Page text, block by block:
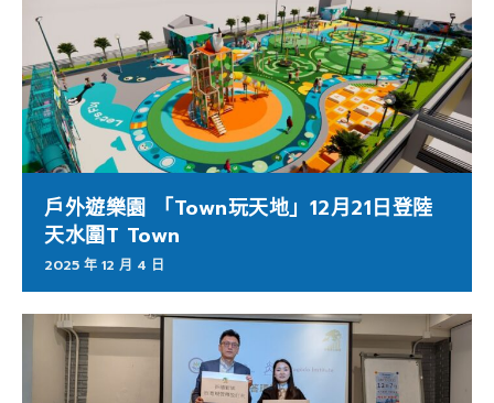
戶外遊樂園 「Town玩天地」12月21日登陸
天水圍T Town
2025 年 12 月 4 日